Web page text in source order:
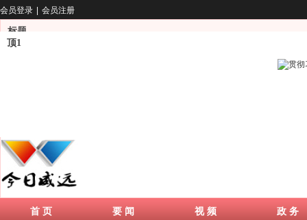
标题
顶1
会员登录 会员注册
首 页 要 闻 视 频 政 务